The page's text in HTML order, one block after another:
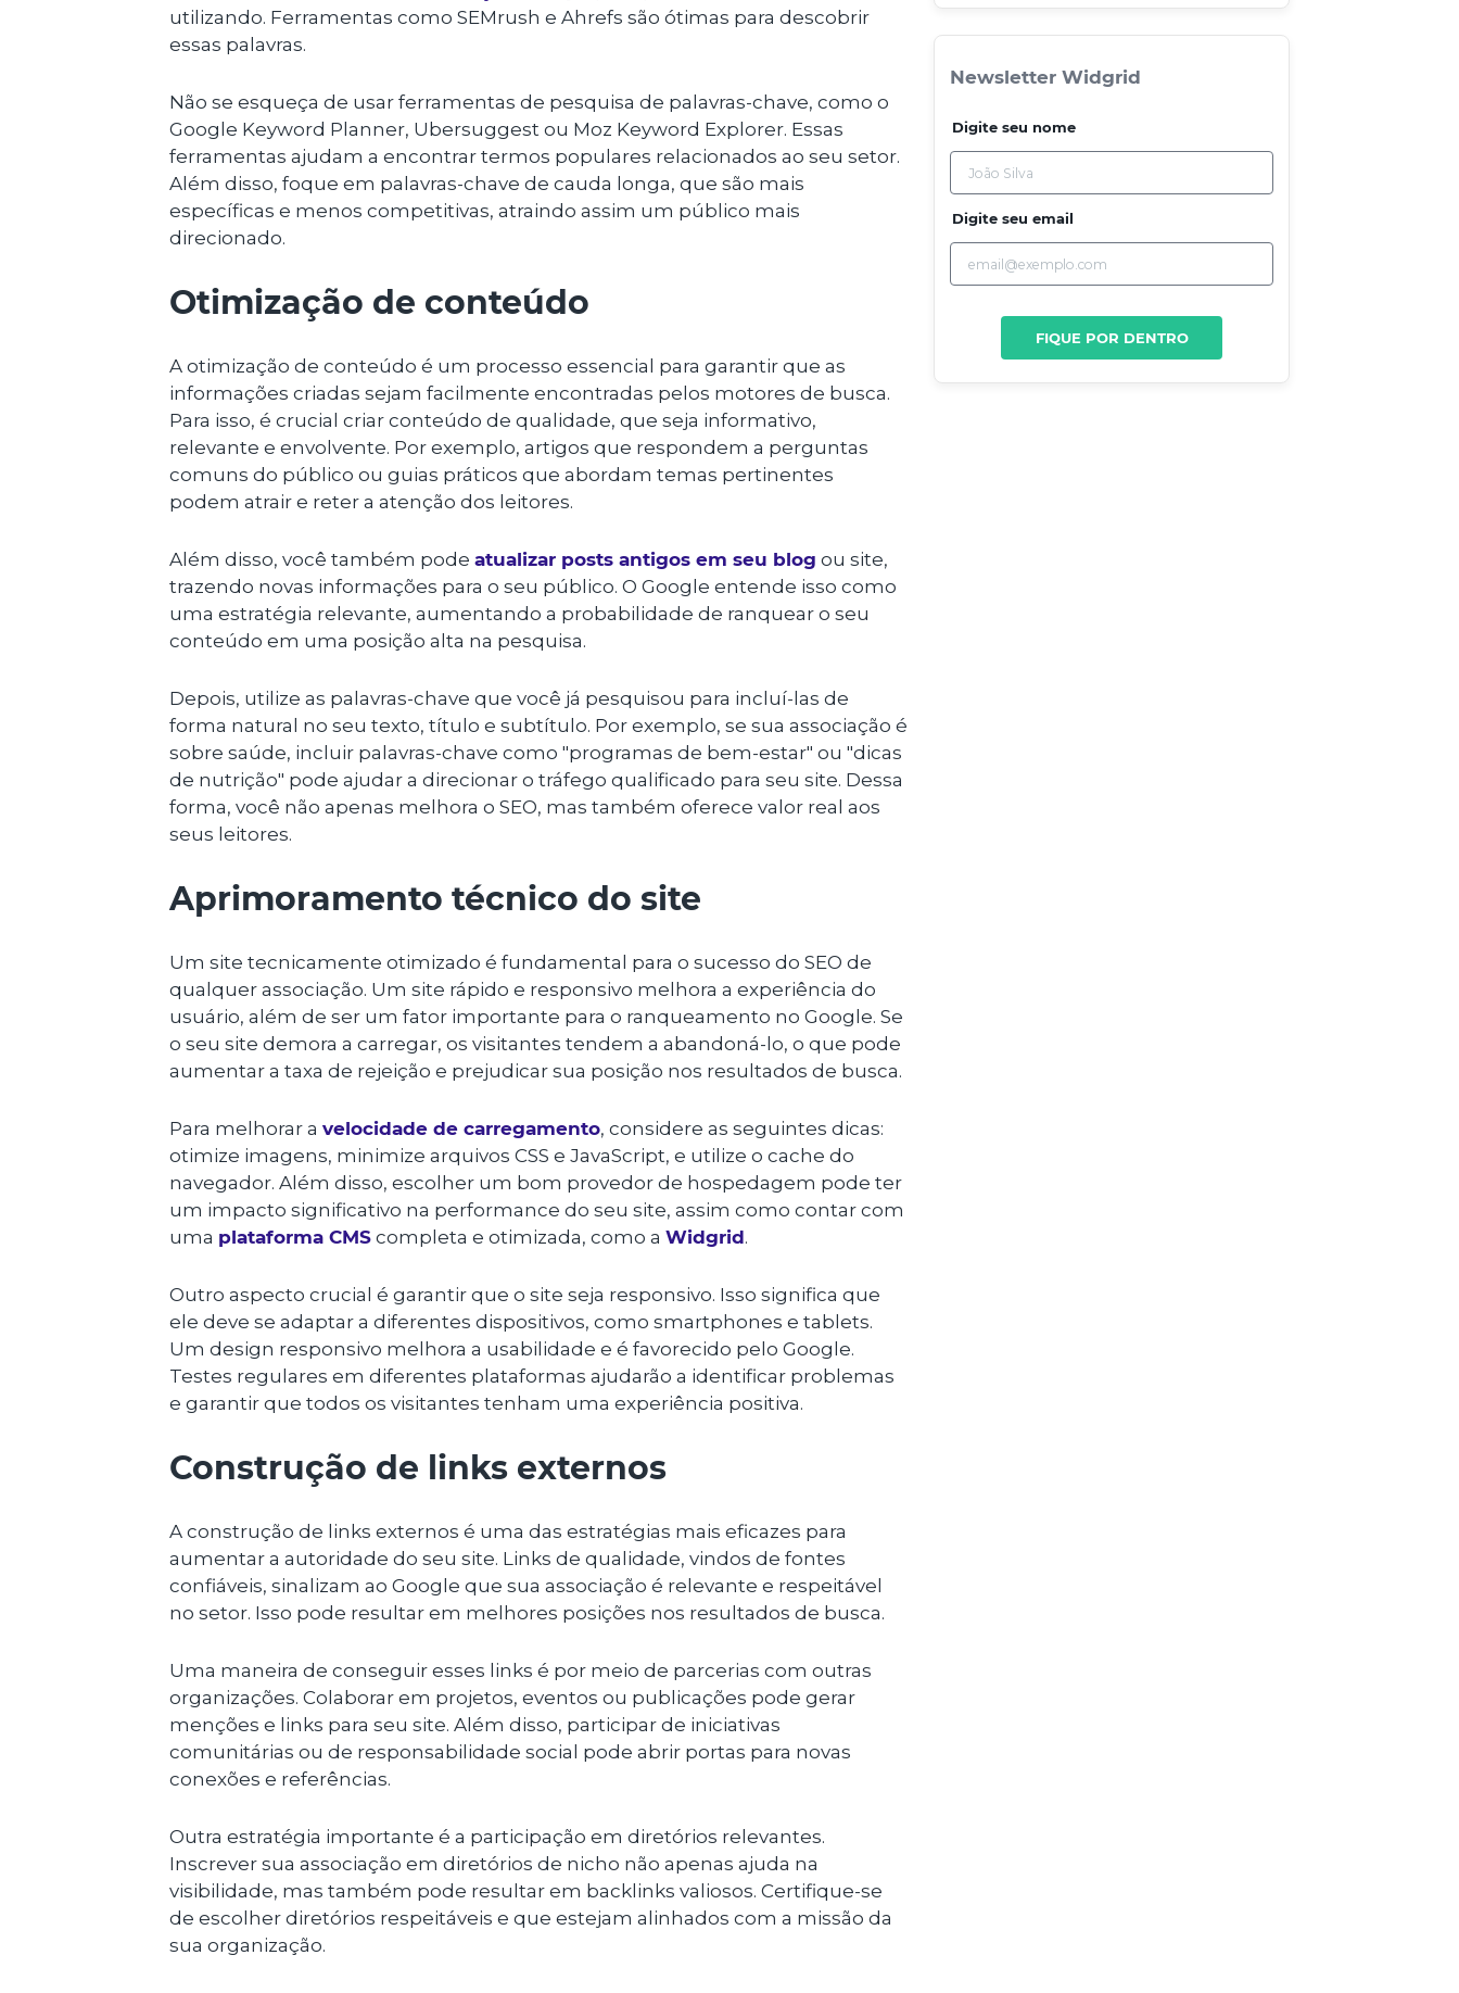
utilizando. Ferramentas como SEMrush e Ahrefs são ótimas para descobrir
essas palavras.
Não se esqueça de usar ferramentas de pesquisa de palavras-chave, como o
Google Keyword Planner, Ubersuggest ou Moz Keyword Explorer. Essas
ferramentas ajudam a encontrar termos populares relacionados ao seu setor.
Além disso, foque em palavras-chave de cauda longa, que são mais
específicas e menos competitivas, atraindo assim um público mais
direcionado.
Otimização de conteúdo
A otimização de conteúdo é um processo essencial para garantir que as
informações criadas sejam facilmente encontradas pelos motores de busca.
Para isso, é crucial criar conteúdo de qualidade, que seja informativo,
relevante e envolvente. Por exemplo, artigos que respondem a perguntas
comuns do público ou guias práticos que abordam temas pertinentes
podem atrair e reter a atenção dos leitores.
Além disso, você também pode atualizar posts antigos em seu blog ou site,
trazendo novas informações para o seu público. O Google entende isso como
uma estratégia relevante, aumentando a probabilidade de ranquear o seu
conteúdo em uma posição alta na pesquisa.
Depois, utilize as palavras-chave que você já pesquisou para incluí-las de
forma natural no seu texto, título e subtítulo. Por exemplo, se sua associação é
sobre saúde, incluir palavras-chave como "programas de bem-estar" ou "dicas
de nutrição" pode ajudar a direcionar o tráfego qualificado para seu site. Dessa
forma, você não apenas melhora o SEO, mas também oferece valor real aos
seus leitores.
Aprimoramento técnico do site
Um site tecnicamente otimizado é fundamental para o sucesso do SEO de
qualquer associação. Um site rápido e responsivo melhora a experiência do
usuário, além de ser um fator importante para o ranqueamento no Google. Se
o seu site demora a carregar, os visitantes tendem a abandoná-lo, o que pode
aumentar a taxa de rejeição e prejudicar sua posição nos resultados de busca.
Para melhorar a velocidade de carregamento, considere as seguintes dicas:
otimize imagens, minimize arquivos CSS e JavaScript, e utilize o cache do
navegador. Além disso, escolher um bom provedor de hospedagem pode ter
um impacto significativo na performance do seu site, assim como contar com
uma plataforma CMS completa e otimizada, como a Widgrid.
Outro aspecto crucial é garantir que o site seja responsivo. Isso significa que
ele deve se adaptar a diferentes dispositivos, como smartphones e tablets.
Um design responsivo melhora a usabilidade e é favorecido pelo Google.
Testes regulares em diferentes plataformas ajudarão a identificar problemas
e garantir que todos os visitantes tenham uma experiência positiva.
Construção de links externos
A construção de links externos é uma das estratégias mais eficazes para
aumentar a autoridade do seu site. Links de qualidade, vindos de fontes
confiáveis, sinalizam ao Google que sua associação é relevante e respeitável
no setor. Isso pode resultar em melhores posições nos resultados de busca.
Uma maneira de conseguir esses links é por meio de parcerias com outras
organizações. Colaborar em projetos, eventos ou publicações pode gerar
menções e links para seu site. Além disso, participar de iniciativas
comunitárias ou de responsabilidade social pode abrir portas para novas
conexões e referências.
Outra estratégia importante é a participação em diretórios relevantes.
Inscrever sua associação em diretórios de nicho não apenas ajuda na
visibilidade, mas também pode resultar em backlinks valiosos. Certifique-se
de escolher diretórios respeitáveis e que estejam alinhados com a missão da
sua organização.
Newsletter Widgrid
Digite seu nome
Digite seu email
FIQUE POR DENTRO